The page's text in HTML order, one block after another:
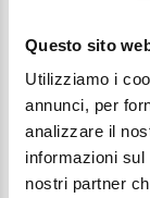
Questo sito
Utilizziamo i
annunci, per
analizzare il
informazioni
nostri partner
Comment